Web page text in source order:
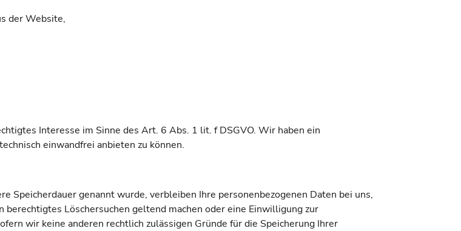
der Website,
Interesse im Sinne des Art. 6 Abs. 1 lit. f DSGVO. Wir haben ein
einwandfrei anbieten zu können.
Speicherdauer genannt wurde, verbleiben Ihre personenbezogenen Daten bei uns,
Löschersuchen geltend machen oder eine Einwilligung zur
wir keine anderen rechtlich zulässigen Gründe für die Speicherung Ihrer